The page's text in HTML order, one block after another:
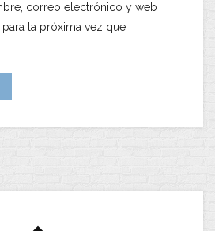
correo electrónico y web
la próxima vez que